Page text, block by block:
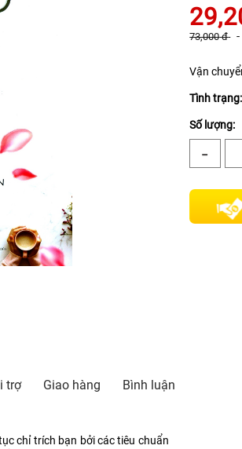
73,000 đ -
Vận
Tình trạng:
Số lượng:
-
trợ Giao hàng Bình luận
chỉ trích bạn bởi các tiêu chuẩn